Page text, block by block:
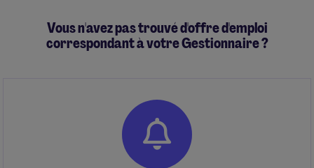
Vous n'avez pas trouvé d'offre d'emploi
correspondant à votre Gestionnaire ?